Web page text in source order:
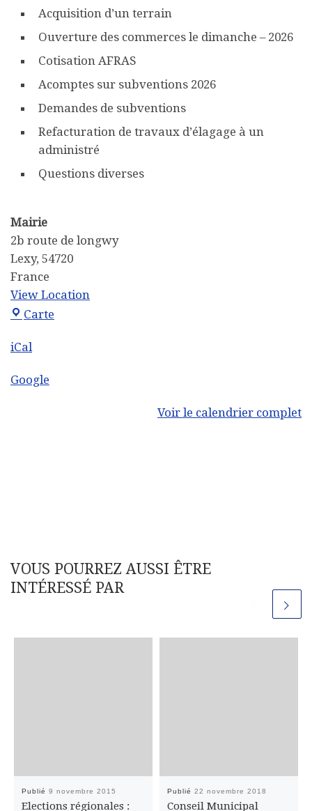
Acquisition d’un terrain
Ouverture des commerces le dimanche – 2026
Cotisation AFRAS
Acomptes sur subventions 2026
Demandes de subventions
Refacturation de travaux d’élagage à un
administré
Questions diverses
Mairie
2b route de longwy
Lexy, 54720
France
View Location
Carte
iCal
Google
Voir le calendrier complet
VOUS POURREZ AUSSI ÊTRE
INTÉRESSÉ PAR
Publié 9 novembre 2015
Elections régionales :
Publié 22 novembre 2018
Conseil Municipal